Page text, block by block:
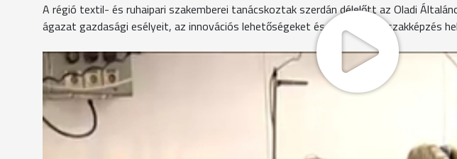
A régió textil- és ruhaipari szakemberei tanácskoztak szerdán délelőtt az Oladi
ágazat gazdasági esélyeit, az innovációs lehetőségeket és szó esett a szakképzés
Az iparszerkezet átalakulásával háttérbe szorult a textiles szakma az
húzóágazatának - bár még mindig élen jár a női munkaerő-
lehetőséget az innováció jelenthet- hangzott el a fórumon.
Schwiegelhofer Ferenc
- menedzser, Pannon Textil Klaszter
"Érdemes lenne Vas megyében vagy a régióban innovációs központot